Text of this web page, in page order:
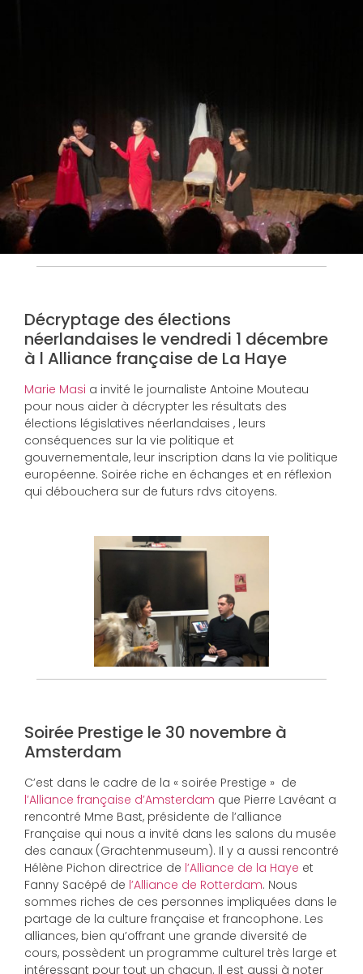
Décryptage des élections
néerlandaises le vendredi 1 décembre
à l Alliance française de La Haye
Marie Masi a invité le journaliste Antoine Mouteau
pour nous aider à décrypter les résultats des
élections législatives néerlandaises , leurs
conséquences sur la vie politique et
gouvernementale, leur inscription dans la vie politique
européenne. Soirée riche en échanges et en réflexion
qui débouchera sur de futurs rdvs citoyens.
Soirée Prestige le 30 novembre à
Amsterdam
C’est dans le cadre de la « soirée Prestige » de
l’Alliance française d’Amsterdam que Pierre Lavéant a
rencontré Mme Bast, présidente de l’alliance
Française qui nous a invité dans les salons du musée
des canaux (Grachtenmuseum). Il y a aussi rencontré
Hélène Pichon directrice de l’Alliance de la Haye et
Fanny Sacépé de l’Alliance de Rotterdam. Nous
sommes riches de ces personnes impliquées dans le
partage de la culture française et francophone. Les
alliances, bien qu’offrant une grande diversité de
cours, possèdent un programme culturel très large et
intéressant pour tout un chacun. Il est aussi à noter